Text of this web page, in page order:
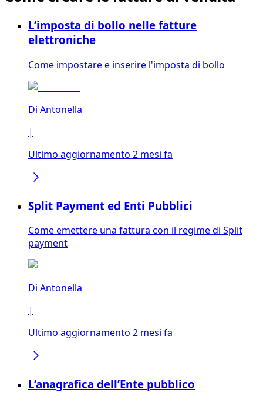
L’imposta di bollo nelle fatture
elettroniche
Come impostare e inserire l'imposta di bollo
Di Antonella
|
Ultimo aggiornamento 2 mesi fa
Split Payment ed Enti Pubblici
Come emettere una fattura con il regime di Split
payment
Di Antonella
|
Ultimo aggiornamento 2 mesi fa
L’anagrafica dell’Ente pubblico